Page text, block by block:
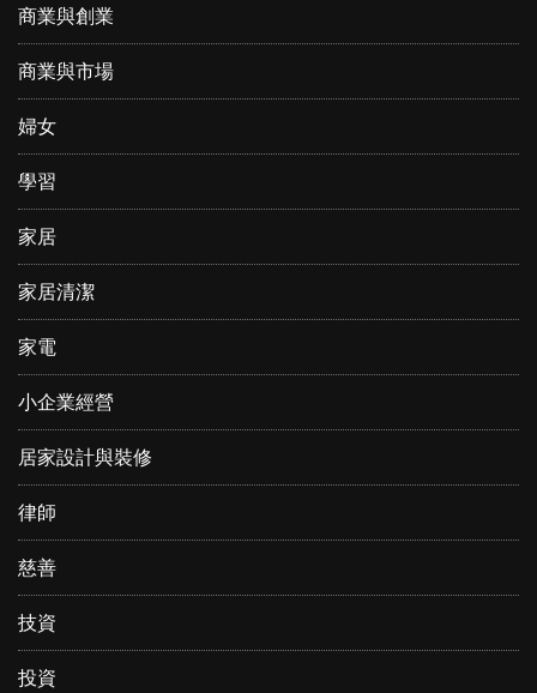
商業與創業
商業與市場
婦女
學習
家居
家居清潔
家電
小企業經營
居家設計與裝修
律師
慈善
技資
投資